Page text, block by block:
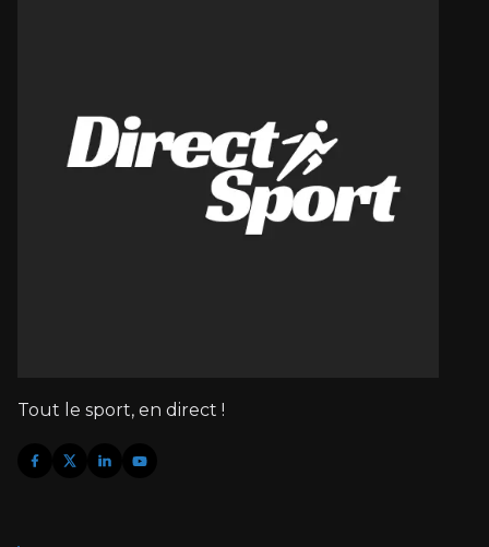
Tout le sport, en direct !